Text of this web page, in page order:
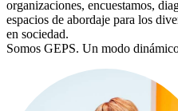
organizaciones, encuestamos,
espacios de abordaje para los
en sociedad.
Somos GEPS. Un modo